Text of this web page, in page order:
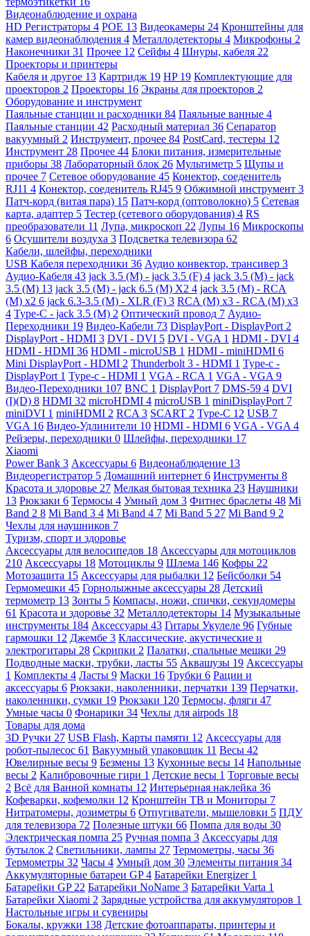
Видеонаблюдение и охрана
HD Регистраторы 4 POE 13 Видеокамеры 24 Кронштейны для
камер видеонаблюдения 4 Металлодетекторы 4 Микрофоны 2
Наконечники 31 Прочее 12 Сейфы 4 Шнуры, кабеля 22
Проекторы и принтеры
Кабеля и другое 13 Картридж 19 HP 19 Комплектующие для
проекторов 2 Проекторы 16 Экраны для проекторов 2
Оборудование и инструмент
Паяльные станции и расходники 84 Паяльные ванные 4
Паяльные станции 42 Расходный материал 36 Сепаратор
вакуумный 2 Инструмент, прочее 84 PostCard, тестеры 12
Инструмент 28 Прочее 44 Блоки питания, измерительные
приборы 38 Лабораторный блок 26 Мультиметр 5 Щупы и
прочее 7 Сетевое оборудование 45 Конектор, соеденитель
RJ11 4 Конектор, соеденитель RJ45 9 Обжимной инструмент 3
Патч-корд (витая пара) 15 Патч-корд (оптоволокно) 5 Сетевая
карта, адаптер 5 Тестер (сетевого оборудования) 4 RS
преобразователи 11 Лупа, микроскоп 22 Лупы 16 Микроскопы
6 Осушители воздуха 3 Подсветка телевизора 62
Кабели, шлейфы, переходники
USB Кабеля переходники 36 Аудио конвектор, трансивер 3
Аудио-Кабеля 43 jack 3.5 (M) - jack 3.5 (F) 4 jack 3.5 (M) - jack
3.5 (M) 13 jack 3.5 (M) - jack 6.5 (M) X2 4 jack 3.5 (M) - RCA
(M) x2 6 jack 6.3-3.5 (M) - XLR (F) 3 RCA (M) x3 - RCA (M) x3
4 Type-C - jack 3.5 (M) 2 Оптический провод 7 Аудио-
Переходники 19 Видео-Кабели 73 DisplayPort - DisplayPort 2
DisplayPort - HDMI 3 DVI - DVI 5 DVI - VGA 1 HDMI - DVI 4
HDMI - HDMI 36 HDMI - microUSB 1 HDMI - miniHDMI 6
Mini DisplayPort - HDMI 2 Thunderbolt 3 - HDMI 1 Type-c -
DisplayPort 1 Type-c - HDMI 1 VGA - RCA 1 VGA - VGA 9
Видео-Переходники 107 BNC 1 DisplayPort 7 DMS-59 4 DVI
(I)(D) 8 HDMI 32 microHDMI 4 microUSB 1 miniDisplayPort 7
miniDVI 1 miniHDMI 2 RCA 3 SCART 2 Type-C 12 USB 7
VGA 16 Видео-Удлинители 10 HDMI - HDMI 6 VGA - VGA 4
Рейзеры, переходники 0 Шлейфы, переходники 17
Xiaomi
Power Bank 3 Аксессуары 6 Видеонаблюдение 13
Видеорегистратор 5 Домашний интернет 6 Инструменты 8
Красота и здоровье 27 Мелкая бытовая техника 23 Наушники
13 Рюкзаки 6 Термосы 4 Умный дом 3 Фитнес браслеты 48 Mi
Band 2 8 Mi Band 3 4 Mi Band 4 7 Mi Band 5 27 Mi Band 9 2
Чехлы для наушников 7
Туризм, спорт и здоровье
Аксессуары для велосипедов 18 Аксессуары для мотоциклов
210 Аксессуары 18 Мотоциклы 9 Шлема 146 Кофры 22
Мотозащита 15 Аксессуары для рыбалки 12 Бейсболки 54
Гермомешки 45 Горнолыжные аксессуары 28 Детский
термометр 13 Зонты 5 Компасы, ножи, спички, секундомеры
61 Красота и здоровье 32 Металлодетекторы 14 Музыкальные
инструменты 184 Аксессуары 43 Гитары Укулеле 96 Губные
гармошки 12 Джембе 3 Классические, акустические и
электрогитары 28 Скрипки 2 Палатки, спальные мешки 29
Подводные маски, трубки, ласты 55 Аквашузы 19 Аксессуары
1 Комплекты 4 Ласты 9 Маски 16 Трубки 6 Рации и
аксессуары 6 Рюкзаки, наколенники, перчатки 139 Перчатки,
наколенники, сумки 19 Рюкзаки 120 Термосы, фляги 47
Умные часы 0 Фонарики 34 Чехлы для airpods 18
Товары для дома
3D Ручки 27 USB Flash, Карты памяти 12 Аксессуары для
робот-пылесос 61 Вакуумный упаковщик 11 Весы 42
Ювелирные весы 9 Безмены 13 Кухонные весы 14 Напольные
весы 2 Калибровочные гири 1 Детские весы 1 Торговые весы
2 Всё для Ванной комнаты 12 Интерьерная наклейка 36
Кофеварки, кофемолки 12 Кронштейн ТВ и Мониторы 7
Нитратомеры, дозиметры 6 Отпугиватели, мышеловки 5 ПДУ
для телевизора 72 Полезные штуки 66 Помпа для воды 30
Электрическая помпа 25 Ручная помпа 3 Аксессуары для
бутылок 2 Светильники, лампы 27 Термометры, часы 36
Термометры 32 Часы 4 Умный дом 30 Элементы питания 34
Аккумуляторные батареи GP4 Батарейки Energizer 1
Батарейки GP 22 Батарейки NoName 3 Батарейки Varta 1
Батарейки Xiaomi 2 Зарядные устройства для аккумуляторов 1
Настольные игры и сувениры
Бокалы, кружки 138 Детские фотоаппараты, принтеры и